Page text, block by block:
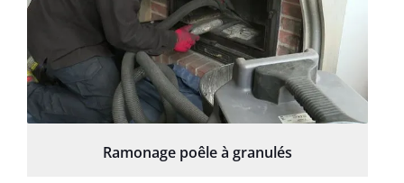
Ramonage poêle à granulés